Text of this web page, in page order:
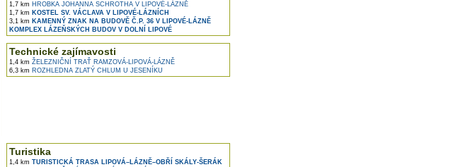
1,7 km HROBKA JOHANNA SCHROTHA V LIPOVÉ-LÁZNĚ
1,7 km KOSTEL SV. VÁCLAVA V LIPOVÉ-LÁZNÍCH
3,1 km KAMENNÝ ZNAK NA BUDOVĚ Č.P. 36 V LIPOVÉ-LÁZNĚ
KOMPLEX LÁZEŇSKÝCH BUDOV V DOLNÍ LIPOVÉ
Technické zajímavosti
1,4 km ŽELEZNIČNÍ TRAŤ RAMZOVÁ-LIPOVÁ-LÁZNĚ
6,3 km ROZHLEDNA ZLATÝ CHLUM U JESENÍKU
Turistika
1,4 km TURISTICKÁ TRASA LIPOVÁ–LÁZNĚ–OBŘÍ SKÁLY-ŠERÁK